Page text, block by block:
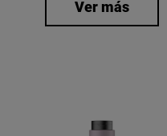
Ver más